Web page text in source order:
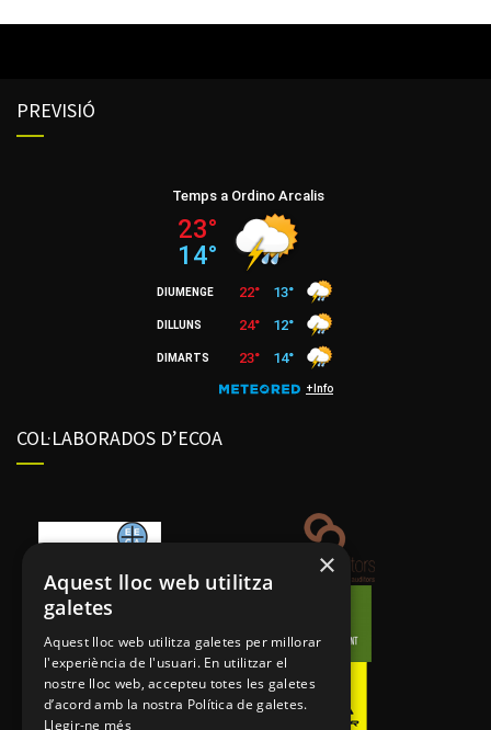
PREVISIÓ
COL·LABORADOS D’ECOA
×
Aquest lloc web utilitza
galetes
Aquest lloc web utilitza galetes per millorar
l'experiència de l'usuari. En utilitzar el
nostre lloc web, accepteu totes les galetes
d’acord amb la nostra Política de galetes.
Llegir-ne més